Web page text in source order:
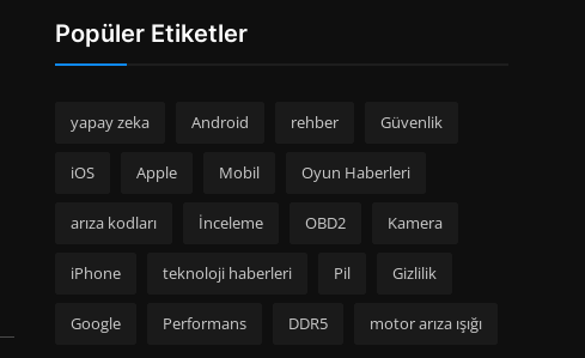
Popüler Etiketler
yapay zeka Android rehber Güvenlik
iOS Apple Mobil Oyun Haberleri
arıza kodları İnceleme OBD2 Kamera
iPhone teknoloji haberleri Pil Gizlilik
Google Performans DDR5 motor arıza ışığı